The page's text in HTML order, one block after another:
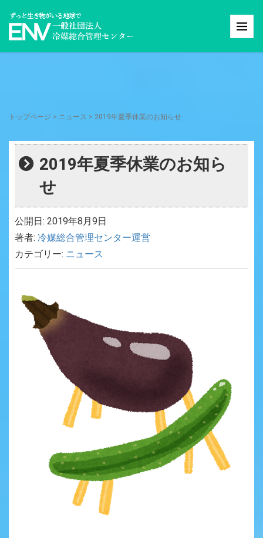
トップページ > ニュース > 2019年夏季休業のお知らせ
2019年夏季休業のお知ら
せ
公開日: 2019年8月9日
著者: 冷媒総合管理センター運営
カテゴリー: ニュース